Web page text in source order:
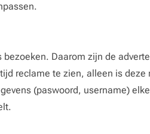
Daarom zijn de
reclame te zien, alleen is
(paswoord, username)